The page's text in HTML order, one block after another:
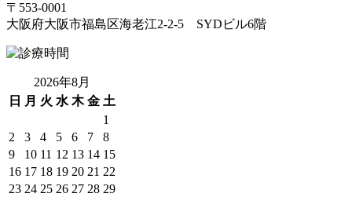
〒553-0001
大阪府大阪市福島区海老江2-2-5 SYDビル6階
2026年8月
日
月 火 水 木 金 土
1
2
3 4 5 6 7
8
9
10 11 12 13 14 15
16 17 18 19 20 21 22
23 24 25 26 27 28 29